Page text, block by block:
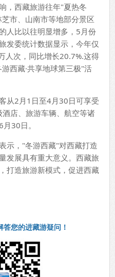
西藏旅游往年"夏热冬
市、山南市等地部分景区
人比以往明显增多，5月份
发委统计数据显示，今年仅
人次，同比增长20.7%.这得
西藏·共享地球第三极"活
2月1日至4月30日可享受
店、旅游车辆、航空等诸
30日。
，"冬游西藏"对西藏打造
发展具有重大意义。西藏旅
打造旅游新模式，促进西藏
您的进藏游疑问！